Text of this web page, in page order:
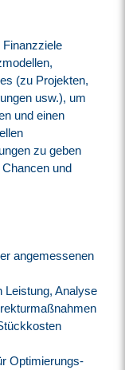
Finanzziele
(zu Projekten,
usw.), um
und einen
zu geben
und
angemessenen
Leistung, Analyse
Optimierungs-